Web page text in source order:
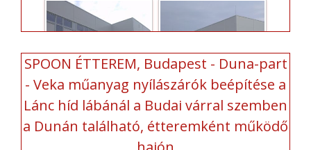
SPOON ÉTTEREM, Budapest - Duna-part
- Veka műanyag nyílászárók beépítése a
Lánc híd lábánál a Budai várral szemben
a Dunán található, étteremként működő